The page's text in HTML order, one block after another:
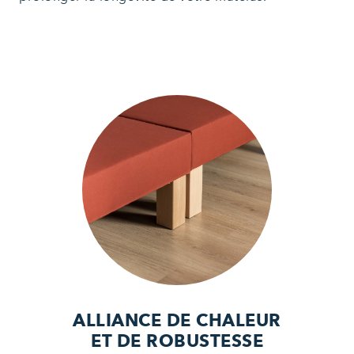
ALLIANCE DE CHALEUR
ET DE ROBUSTESSE